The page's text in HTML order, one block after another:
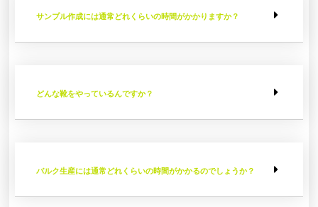
サンプル作成には通常どれくらいの時間がかかりますか？
どんな靴をやっているんですか？
バルク生産には通常どれくらいの時間がかかるのでしょうか？